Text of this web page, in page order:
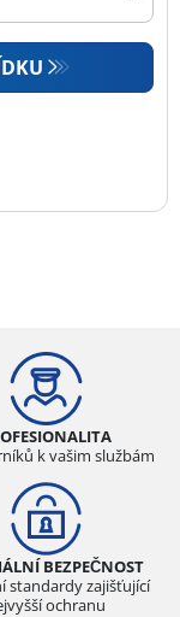
k vašim službám
BEZPEČNOST
standardy zajišťující
ochranu